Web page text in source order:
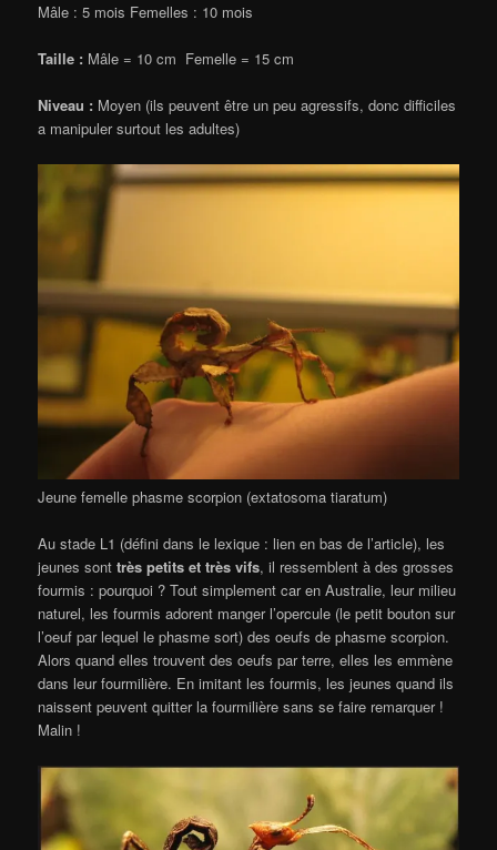
Mâle : 5 mois Femelles : 10 mois
Taille : Mâle = 10 cm Femelle = 15 cm
Niveau : Moyen (ils peuvent être un peu agressifs, donc difficiles
a manipuler surtout les adultes)
Jeune femelle phasme scorpion (extatosoma tiaratum)
Au stade L1 (défini dans le lexique : lien en bas de l’article), les
jeunes sonttrès petits et très vifs, il ressemblent à des grosses
fourmis : pourquoi ? Tout simplement car en Australie, leur milieu
naturel, les fourmis adorent manger l’opercule (le petit bouton sur
l’oeuf par lequel le phasme sort) des oeufs de phasme scorpion.
Alors quand elles trouvent des oeufs par terre, elles les emmène
dans leur fourmilière. En imitant les fourmis, les jeunes quand ils
naissent peuvent quitter la fourmilière sans se faire remarquer !
Malin !